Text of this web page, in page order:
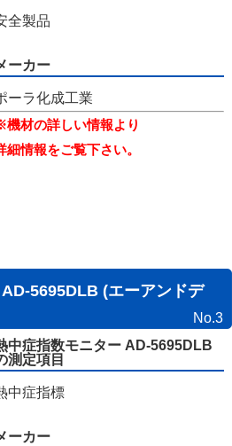
全製品
ーカー
ーラ化成工業
機材の詳しい情報より
細情報をご覧下さい。
5695DLB (エーアンドデ
No.3
中症指数モニター AD-5695DLB
測定項目
中症指標
ーカー